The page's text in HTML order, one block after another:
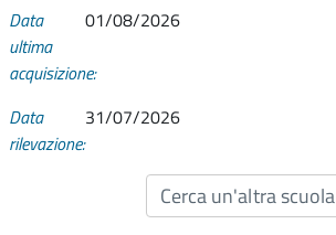
Data
ultima
acquisizione:
01/08/2026
Data
rilevazione:
31/07/2026
Cerca un'altra scuola